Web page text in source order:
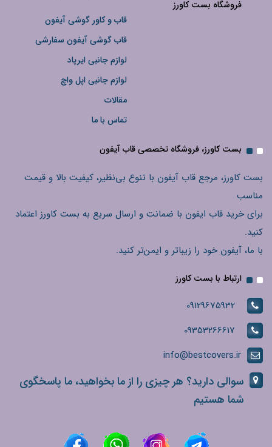
فروشگاه بست کاورز
قاب و کاور گوشی آیفون
قاب گوشی آیفون سفارشی
لوازم جانبی ایرپاد
لوازم جانبی اپل واچ
مقالات
تماس با ما
بست کاورز، فروشگاه تخصصی قاب آیفون
بست کاورز، مرجع قاب آیفون با تنوع بی‌نظیر، کیفیت بالا و قیمت
مناسب
برای خرید قاب ایفون با ضمانت و ارسال سریع به بست کاورز اعتماد
کنید.
با ما، آیفون خود را زیباتر و ایمن‌تر کنید.
ارتباط با بست کاورز
09129675932
09353266617
info@bestcovers.ir
سوالی دارید؟ هر چیزی را از ما بخواهید، ما پاسخگوی
شما هستیم